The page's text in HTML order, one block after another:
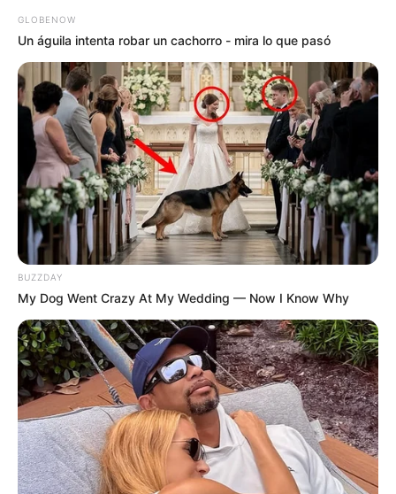
GLOBENOW
Un águila intenta robar un cachorro - mira lo que pasó
BUZZDAY
My Dog Went Crazy At My Wedding — Now I Know Why